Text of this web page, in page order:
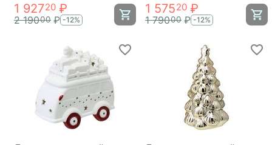
1 92720 ₽
2 19000 ₽ -12%
1 57520 ₽
1 79000 ₽ -12%